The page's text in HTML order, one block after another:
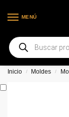
MENÚ
Inicio / Moldes /